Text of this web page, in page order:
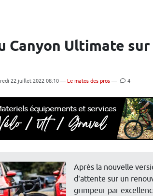
Canyon Ultimate
22 juillet 2022 08:10 — Le matos des pros — 4
Après la nouvelle
d'attente sur un
grimpeur par